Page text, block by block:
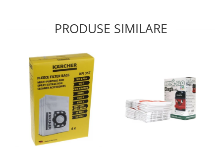
Imbracaminte barbati
Imbracaminte si Incaltaminte copii
Incaltaminte barbati
Incaltaminte femei
Ochelari de soare
Ochelari de vedere
Gaming, Carti & Birotica
Birotica & Papetarie
Console, Jocuri & Accesorii
PRODUSE SIMILARE